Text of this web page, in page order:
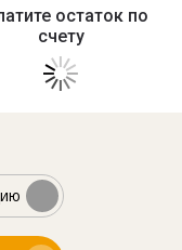
остаток по
счету